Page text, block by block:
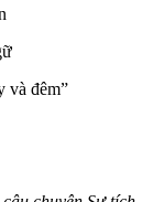
và đêm”